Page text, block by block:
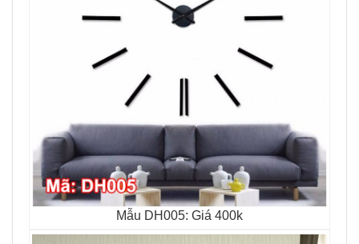
Mẫu DH005: Giá 400k